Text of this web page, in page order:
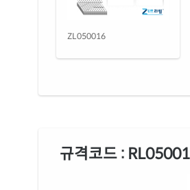
ZL050016
규격코드 :